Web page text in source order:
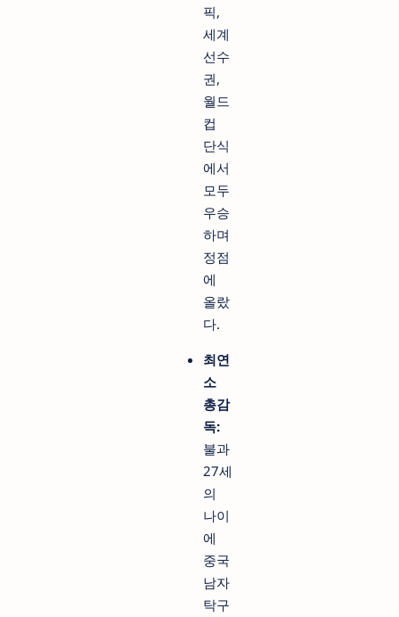
픽,
세계
선수
권,
월드
컵
단식
에서
모두
우승
하며
정점
에
올랐
다.
최연
소
총감
독:
불과
27세
의
나이
에
중국
남자
탁구